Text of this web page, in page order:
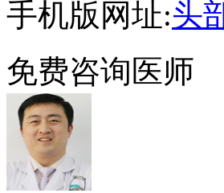
手机版网址:头
免费咨询医师